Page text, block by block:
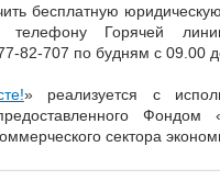
бесплатную
Горячей линии
82-707 по будням с 09.00
» реализуется с
Фондом
сектора